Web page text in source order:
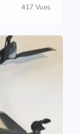
417 Vues